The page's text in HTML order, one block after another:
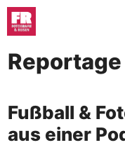
Zum
Inhalt
springen
Reportage
Fußball &
aus einer